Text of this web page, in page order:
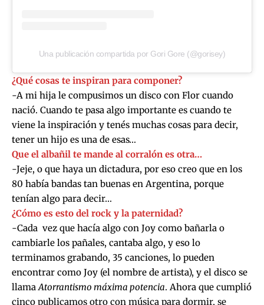
Una publicación compartida por Gori Gore (@gorisey)
¿Qué cosas te inspiran para componer?
-A mi hija le compusimos un disco con Flor cuando
nació. Cuando te pasa algo importante es cuando te
viene la inspiración y tenés muchas cosas para decir,
tener un hijo es una de esas…
Que el albañil te mande al corralón es otra…
-Jeje, o que haya un dictadura, por eso creo que en los
80 había bandas tan buenas en Argentina, porque
tenían algo para decir…
¿Cómo es esto del rock y la paternidad?
-Cada vez que hacía algo con Joy como bañarla o
cambiarle los pañales, cantaba algo, y eso lo
terminamos grabando, 35 canciones, lo pueden
encontrar como Joy (el nombre de artista), y el disco se
llama Atorrantismo máxima potencia. Ahora que cumplió
cinco publicamos otro con música para dormir, se